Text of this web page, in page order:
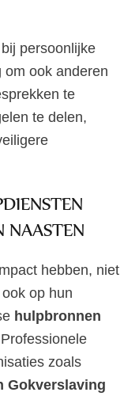
persoonlijke
om ook anderen
te
te delen,
NAASTEN
hebben, niet
op hun
hulpbronnen
zoals
Gokverslaving